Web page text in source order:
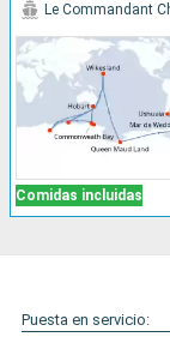
Comidas incluidas
Le Commandant
Puesta en servicio: